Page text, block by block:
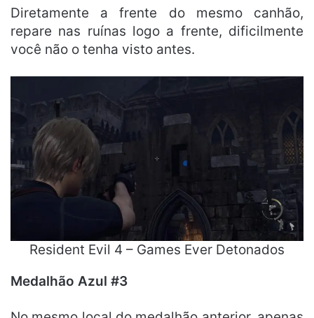
Diretamente a frente do mesmo canhão,
repare nas ruínas logo a frente, dificilmente
você não o tenha visto antes.
Resident Evil 4 – Games Ever Detonados
Medalhão Azul #3